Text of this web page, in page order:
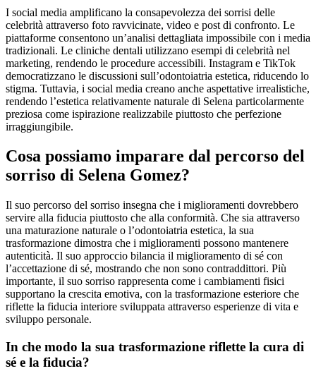
I social media amplificano la consapevolezza dei sorrisi delle
celebrità attraverso foto ravvicinate, video e post di confronto. Le
piattaforme consentono un’analisi dettagliata impossibile con i media
tradizionali. Le cliniche dentali utilizzano esempi di celebrità nel
marketing, rendendo le procedure accessibili. Instagram e TikTok
democratizzano le discussioni sull’odontoiatria estetica, riducendo lo
stigma. Tuttavia, i social media creano anche aspettative irrealistiche,
rendendo l’estetica relativamente naturale di Selena particolarmente
preziosa come ispirazione realizzabile piuttosto che perfezione
irraggiungibile.
Cosa possiamo imparare dal percorso del
sorriso di Selena Gomez?
Il suo percorso del sorriso insegna che i miglioramenti dovrebbero
servire alla fiducia piuttosto che alla conformità. Che sia attraverso
una maturazione naturale o l’odontoiatria estetica, la sua
trasformazione dimostra che i miglioramenti possono mantenere
autenticità. Il suo approccio bilancia il miglioramento di sé con
l’accettazione di sé, mostrando che non sono contraddittori. Più
importante, il suo sorriso rappresenta come i cambiamenti fisici
supportano la crescita emotiva, con la trasformazione esteriore che
riflette la fiducia interiore sviluppata attraverso esperienze di vita e
sviluppo personale.
In che modo la sua trasformazione riflette la cura di
sé e la fiducia?